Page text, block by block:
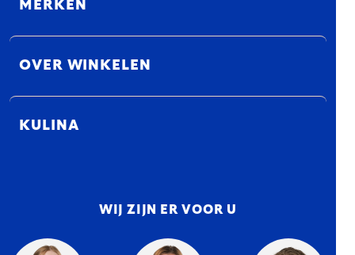
MERKEN
OVER WINKELEN
KULINA
WIJ ZIJN ER VOOR U